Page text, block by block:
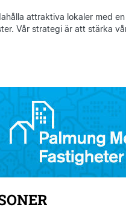
attraktiva lokaler med
Vår strategi är att stärka